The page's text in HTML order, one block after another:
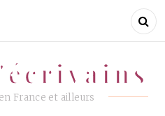
France et ailleurs